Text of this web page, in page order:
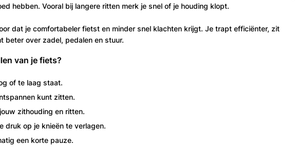
hebben. Vooral bij langere ritten merk je snel of je houding klopt.
dat je comfortabeler fietst en minder snel klachten krijgt. Je trapt efficiënter, zit
beter over zadel, pedalen en stuur.
van je fiets?
of te laag staat.
kunt zitten.
zithouding en ritten.
druk op je knieën te verlagen.
een korte pauze.